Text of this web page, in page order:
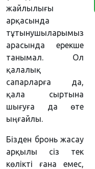
жайлылығы
арқасында
тұтынушыларымыз
арасында ерекше
танымал. Ол
қалалық
сапарларға да,
қала сыртына
шығуға да өте
ыңғайлы.
Бізден бронь жасау
арқылы сіз тек
көлікті ғана емес,